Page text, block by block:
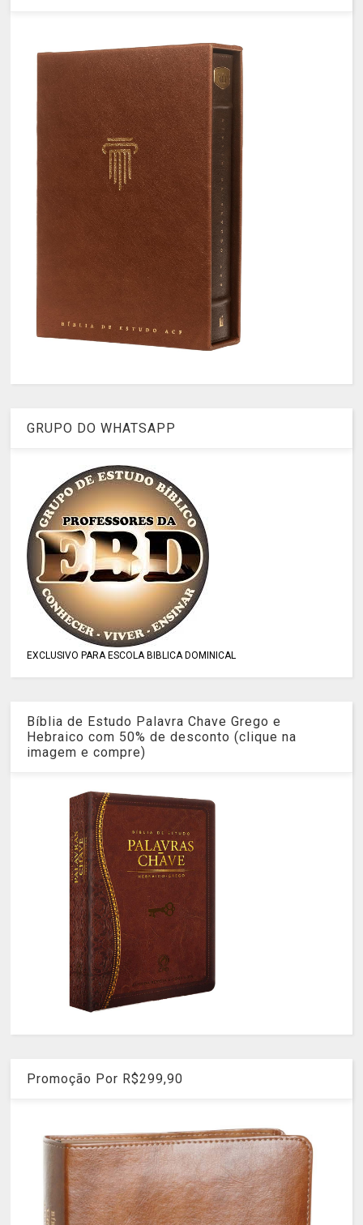
GRUPO DO WHATSAPP
EXCLUSIVO PARA ESCOLA BIBLICA DOMINICAL
Bíblia de Estudo Palavra Chave Grego e
Hebraico com 50% de desconto (clique na
imagem e compre)
Promoção Por R$299,90